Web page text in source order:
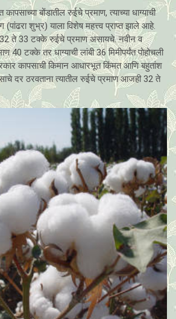
बोंडातील रुईचे प्रमाण, त्याच्या धाग्याची
(पांढरा शुभ्र) याला विशेष महत्त्व प्राप्त झाले आहे.
32 ते 33 टक्के रुईचे प्रमाण असायचे. नवीन व
40 टक्के तर धाग्याची लांबी 36 मिमीपर्यंत पोहोचली
कापसाची किमान आधारभूत किंमत आणि बहुतांश
दर ठरवताना त्यातील रुईचे प्रमाण आजही 32 ते